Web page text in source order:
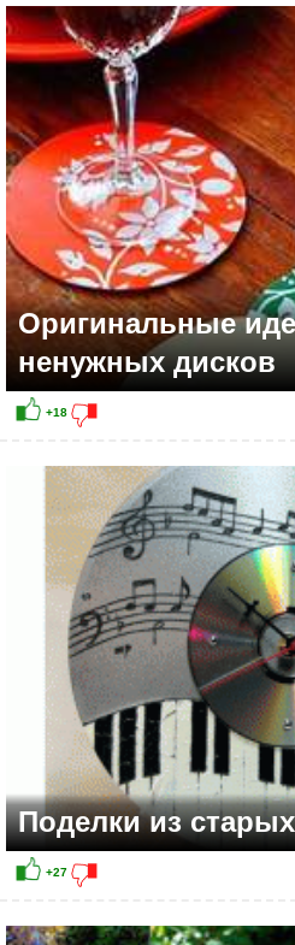
+5
Оригинальные
ненужных дисков
Поделки из